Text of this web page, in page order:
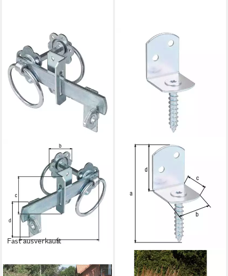
Fast ausverkauft
Verschluss-Überfalle Alberts
ALBERTS
Geflechtzaun Alberts